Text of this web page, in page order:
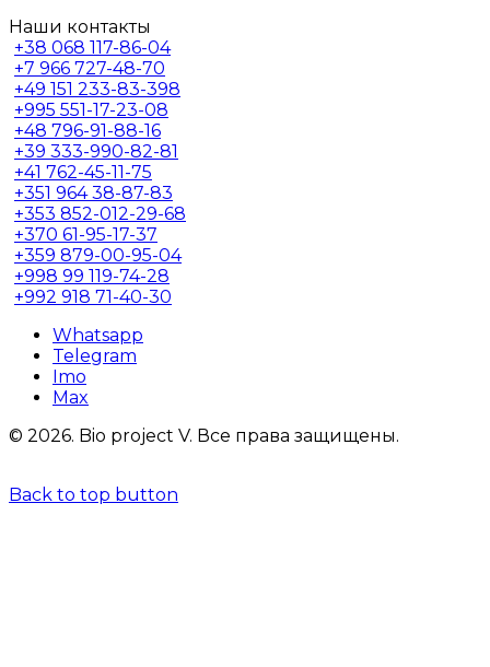
Наши контакты
+38 068 117-86-04
+7 966 727-48-70
+49 151 233-83-398
+995 551-17-23-08
+48 796-91-88-16
+39 333-990-82-81
+41 762-45-11-75
+351 964 38-87-83
+353 852-012-29-68
+370 61-95-17-37
+359 879-00-95-04
+998 99 119-74-28
+992 918 71-40-30
Whatsapp
Telegram
Imo
Max
© 2026. Bio project V. Все права защищены.
Back to top button